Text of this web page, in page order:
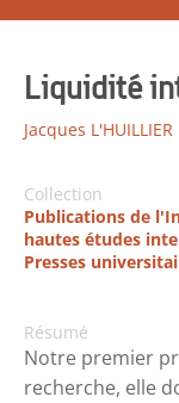
Liquidité
Jacques L'HUILLIER
Collection
Publications de
hautes études
Presses
Résumé
Notre premier
recherche, elle